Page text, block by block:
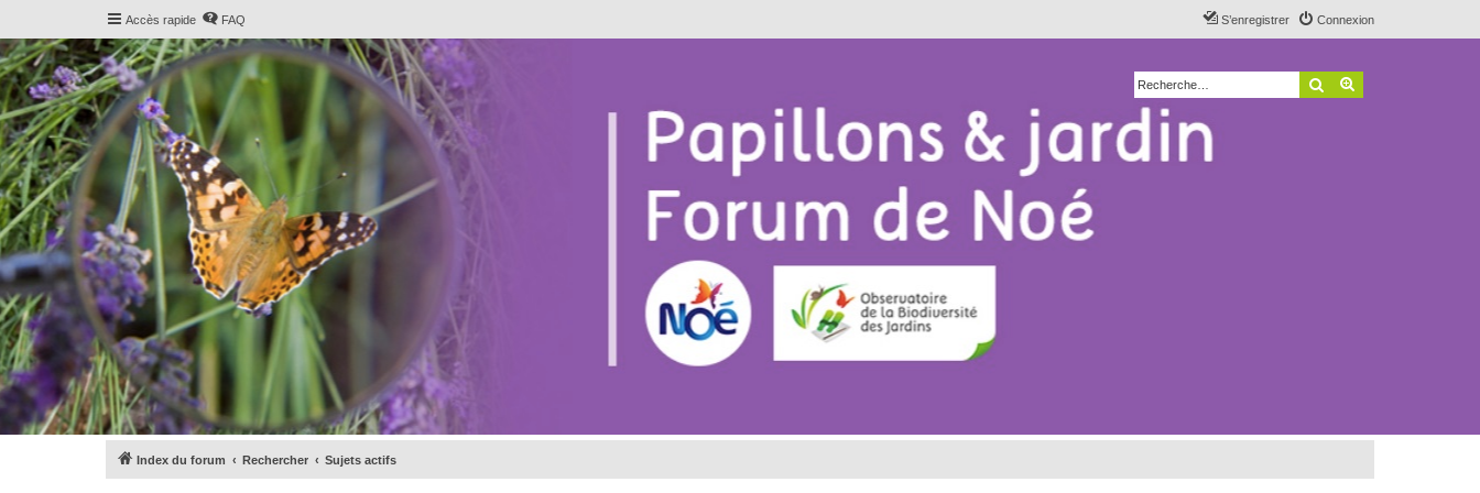
Accès rapide FAQ Connexion
S’enregistrer
Rechercher
Index du forum Rechercher Sujets actifs